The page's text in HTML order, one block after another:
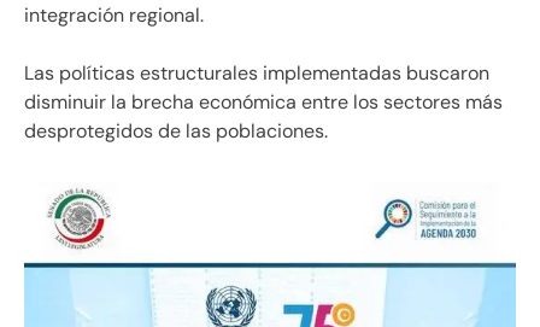
integración regional.
Las políticas estructurales implementadas buscaron
disminuir la brecha económica entre los sectores más
desprotegidos de las poblaciones.